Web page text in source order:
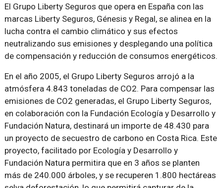
El Grupo Liberty Seguros que opera en España con las
marcas Liberty Seguros, Génesis y Regal, se alinea en la
lucha contra el cambio climático y sus efectos
neutralizando sus emisiones y desplegando una política
de compensación y reducción de consumos energéticos.
En el año 2005, el Grupo Liberty Seguros arrojó a la
atmósfera 4.843 toneladas de CO2. Para compensar las
emisiones de CO2 generadas, el Grupo Liberty Seguros,
en colaboración con la Fundación Ecología y Desarrollo y
Fundación Natura, destinará un importe de 48.430 para
un proyecto de secuestro de carbono en Costa Rica. Este
proyecto, facilitado por Ecología y Desarrollo y
Fundación Natura permitira que en 3 años se planten
más de 240.000 árboles, y se recuperen 1.800 hectáreas